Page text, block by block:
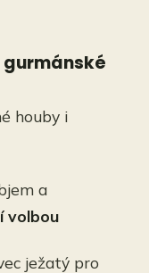
houby i
a
volbou
ježatý pro